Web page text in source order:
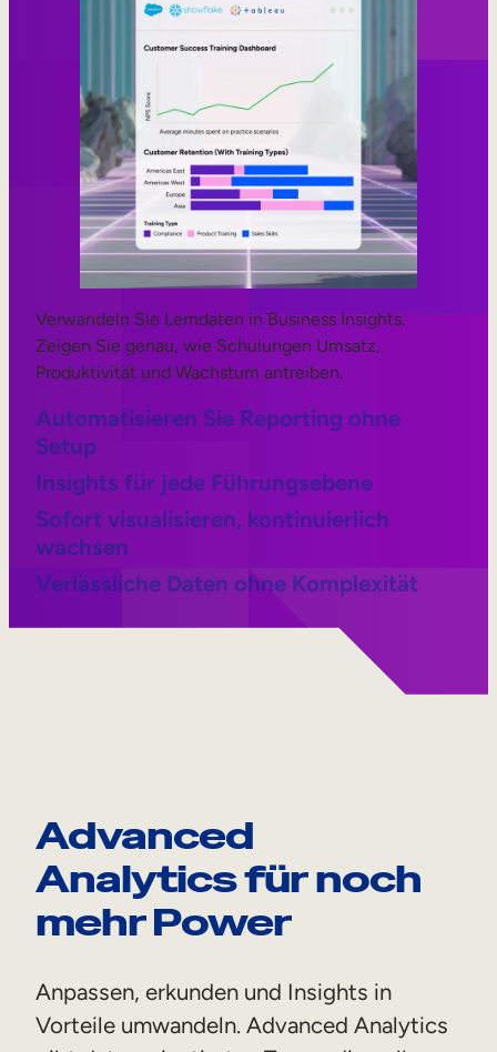
Verwandeln Sie Lerndaten in Business Insights.
Zeigen Sie genau, wie Schulungen Umsatz,
Produktivität und Wachstum antreiben.
Automatisieren Sie Reporting ohne
Setup
Insights für jede Führungsebene
Sofort visualisieren, kontinuierlich
wachsen
Verlässliche Daten ohne Komplexität
Advanced
Analytics für noch
mehr Power
Anpassen, erkunden und Insights in
Vorteile umwandeln. Advanced Analytics